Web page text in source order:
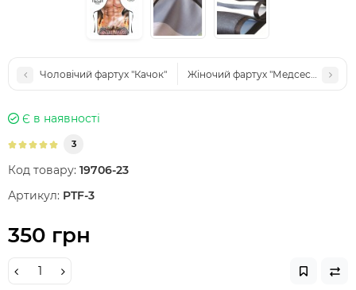
Чоловічий фартух "Качок" Жіночий фартух "Медсестра"
Є в наявності
3
Код товару: 19706-23
Артикул: PTF-3
350 грн